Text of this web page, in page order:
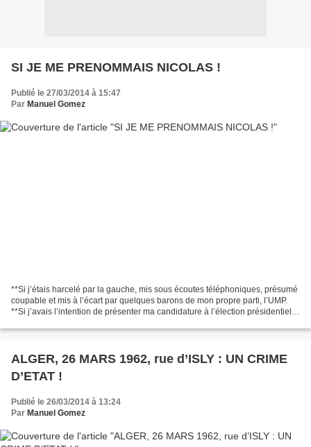
SI JE ME PRENOMMAIS NICOLAS !
Publié le 27/03/2014 à 15:47
Par Manuel Gomez
**Si j’étais harcelé par la gauche, mis sous écoutes téléphoniques, présumé
coupable et mis à l’écart par quelques barons de mon propre parti, l’UMP.
**Si j’avais l’intention de présenter ma candidature à l’élection présidentielle
ALGER, 26 MARS 1962, rue d’ISLY : UN CRIME
D’ETAT !
Publié le 26/03/2014 à 13:24
Par Manuel Gomez